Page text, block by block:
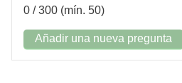
0 / 300 (mín. 50)
Añadir una nueva pregunta